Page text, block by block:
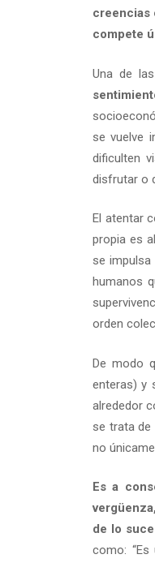
creencias
compete
Una de
se vuelve
dificulten
disfrutar o
El atentar
propia es
se
humanos
orden
De modo
enteras) y
alrededor
se trata de
no
Es a
de lo
como: “Es